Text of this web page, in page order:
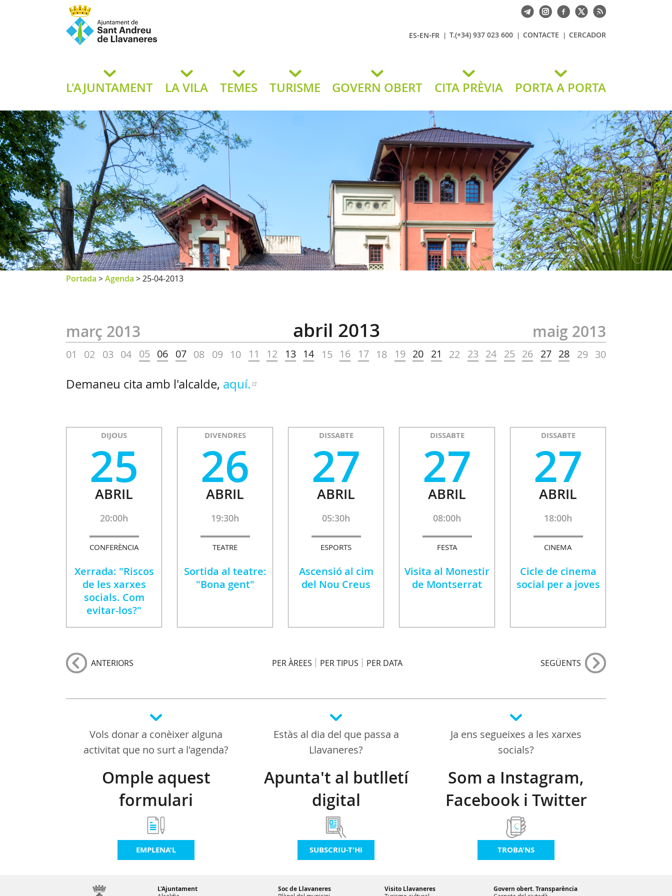
de Llavaneres
ES-EN-FR T.(+34) 937 023 600 CONTACTE CERCADOR
L'AJUNTAMENT LA VILA TEMES TURISME GOVERN OBERT CITA PRÈVIA PORTA A PORTA
Portada >Agenda >25-04-2013
març 2013 maig 2013
abril 2013
01 02 03 04 05 06 07 08 09 10 11 12 13 14 15 16 17 18 19 20 21 22 23 24 25 26 27 28 29 30
Demaneu cita amb l'alcalde, aquí.
DIJOUS
25
ABRIL
20:00h
CONFERÈNCIA
Xerrada: "Riscos
de les xarxes
socials. Com
evitar-los?"
DIVENDRES
26
ABRIL
19:30h
TEATRE
Sortida al teatre:
"Bona gent"
DISSABTE
27
ABRIL
05:30h
ESPORTS
Ascensió al cim
del Nou Creus
DISSABTE
27
ABRIL
08:00h
FESTA
Visita al Monestir
de Montserrat
DISSABTE
27
ABRIL
18:00h
CINEMA
Cicle de cinema
social per a joves
ANTERIORS PER ÀREES PER TIPUS PER DATA SEGÜENTS
Vols donar a conèixer alguna
activitat que no surt a l'agenda?
Omple aquest
formulari
EMPLENA'L
Estàs al dia del que passa a
Llavaneres?
Apunta't al butlletí
digital
SUBSCRIU-T'HI
Ja ens segueixes a les xarxes
socials?
Som a Instagram,
Facebook i Twitter
TROBA'NS
L'Ajuntament Soc de Llavaneres Visito Llavaneres Govern obert. Transparència